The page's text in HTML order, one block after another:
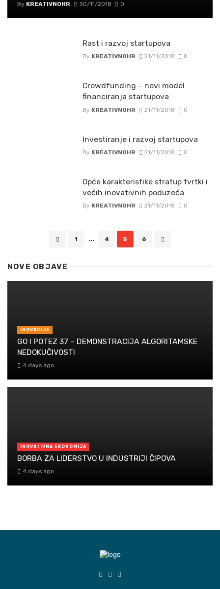
By KREATIVNOHR 30/11/2018 0
Rast i razvoj startupova
By KREATIVNOHR 21/11/2018 0
Crowdfunding – novi model
financiranja startupova
By KREATIVNOHR 21/11/2018 0
Investiranje i razvoj startupova
By KREATIVNOHR 21/11/2018 0
Opće karakteristike stratup tvrtki i
većih inovativnih poduzeća
By KREATIVNOHR 21/11/2018 0
1 ... 4 5 6
NOVE OBJAVE
INOVACIJE
GO I POTEZ 37 – DEMONSTRACIJA ALGORITAMSKE
NEDOKUČIVOSTI
4 days ago
INOVATIVNA EKONOMIJA
BORBA ZA LIDERSTVO U INDUSTRIJI ČIPOVA
4 days ago